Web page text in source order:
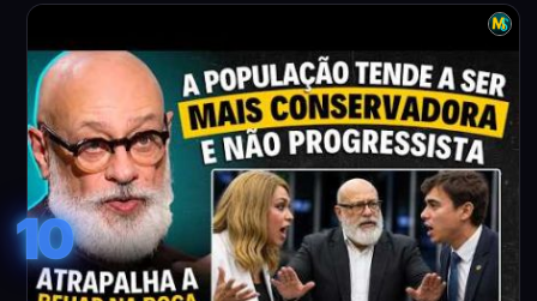
10